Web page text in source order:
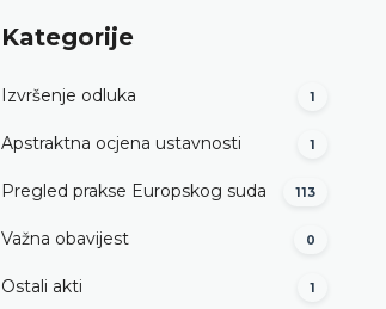
Kategorije
Izvršenje odluka 1
Apstraktna ocjena ustavnosti 1
Pregled prakse Europskog suda 113
Važna obavijest 0
Ostali akti 1